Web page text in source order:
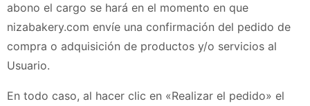
abono el cargo se hará en el momento en que
nizabakery.com envíe una confirmación del pedido de
compra o adquisición de productos y/o servicios al
Usuario.
En todo caso, al hacer clic en «Realizar el pedido» el